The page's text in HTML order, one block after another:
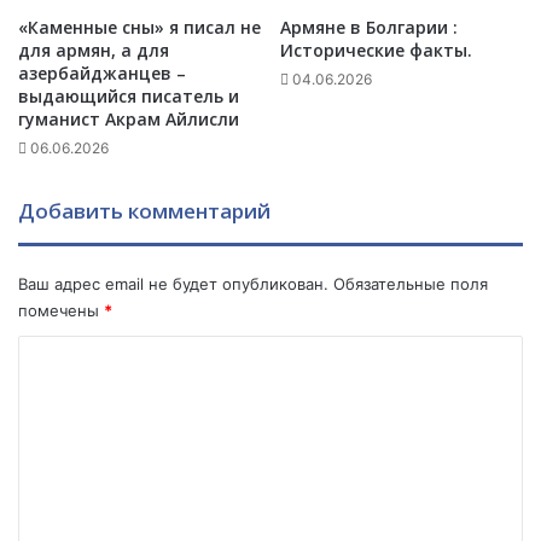
т
«Каменные сны» я писал не
для армян, а для
азербайджанцев –
выдающийся писатель и
гуманист Акрам Айлисли
06.06.2026
Армяне в Болгарии :
Исторические факты.
04.06.2026
Добавить комментарий
Ваш адрес email не будет опубликован. Обязательные поля
помечены *